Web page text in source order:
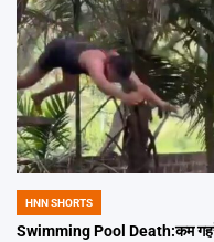
POSTED
IN
HNN SHORTS
Swimming Pool Death:कम गहरे